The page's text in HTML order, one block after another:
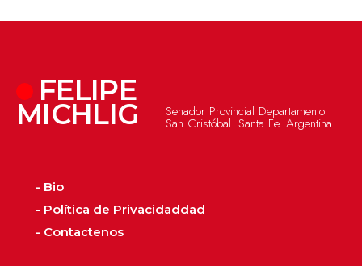
FELIPE
MICHLIG Senador Provincial Departamento
San Cristóbal. Santa Fe. Argentina
- Bio
- Política de Privacidaddad
- Contactenos